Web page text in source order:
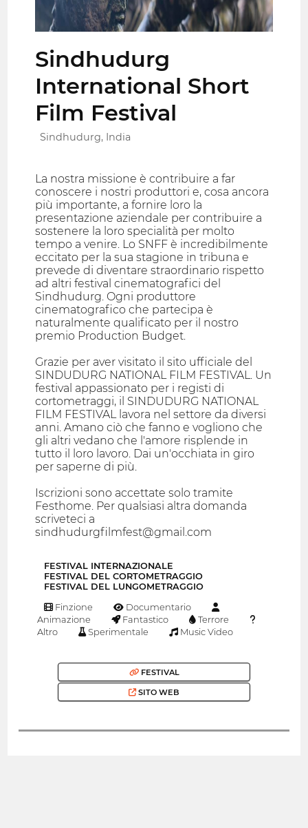
Sindhudurg
International Short
Film Festival
Sindhudurg, India
La nostra missione è contribuire a far
conoscere i nostri produttori e, cosa ancora
più importante, a fornire loro la
presentazione aziendale per contribuire a
sostenere la loro specialità per molto
tempo a venire. Lo SNFF è incredibilmente
eccitato per la sua stagione in tribuna e
prevede di diventare straordinario rispetto
ad altri festival cinematografici del
Sindhudurg. Ogni produttore
cinematografico che partecipa è
naturalmente qualificato per il nostro
premio Production Budget.
Grazie per aver visitato il sito ufficiale del
SINDUDURG NATIONAL FILM FESTIVAL. Un
festival appassionato per i registi di
cortometraggi, il SINDUDURG NATIONAL
FILM FESTIVAL lavora nel settore da diversi
anni. Amano ciò che fanno e vogliono che
gli altri vedano che l'amore risplende in
tutto il loro lavoro. Dai un'occhiata in giro
per saperne di più.
Iscrizioni sono accettate solo tramite
Festhome. Per qualsiasi altra domanda
scriveteci a
sindhudurgfilmfest@gmail.com
FESTIVAL INTERNAZIONALE
FESTIVAL DEL CORTOMETRAGGIO
FESTIVAL DEL LUNGOMETRAGGIO
Finzione
Documentario
Animazione
Fantastico
Terrore
Altro
Sperimentale Music Video
FESTIVAL
SITO WEB